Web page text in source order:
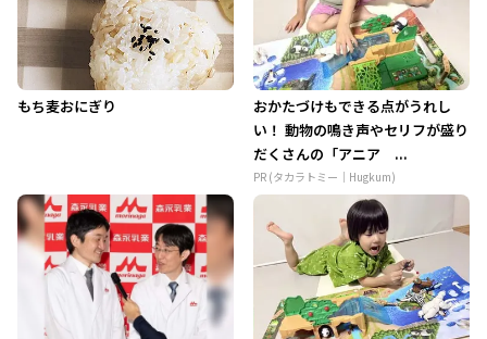
もち麦おにぎり
おかたづけもできる点がうれし
い！ 動物の鳴き声やセリフが盛り
だくさんの「アニア ...
PR (タカラトミー｜Hugkum)